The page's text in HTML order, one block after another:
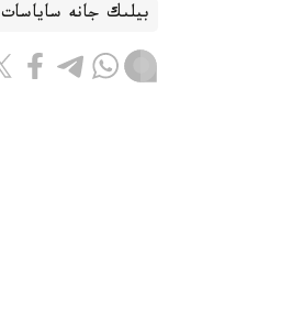
بيلىك جانە ساياسات